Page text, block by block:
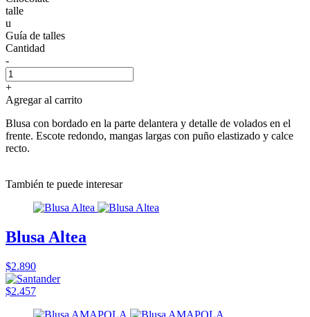
talle
u
Guía de talles
Cantidad
-
+
Agregar al carrito
Blusa con bordado en la parte delantera y detalle de volados en el
frente. Escote redondo, mangas largas con puño elastizado y calce
recto.
También te puede interesar
Blusa Altea
$2.890
$2.457